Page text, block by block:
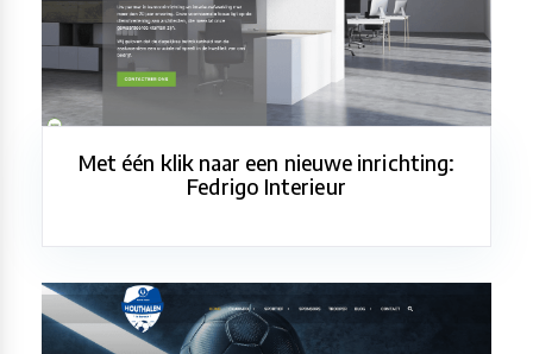
Met één klik naar een nieuwe inrichting:
Fedrigo Interieur